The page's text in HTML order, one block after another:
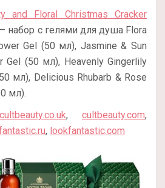
and Floral Christmas Cracker
набор с гелями для душа Flora
Gel (50 мл), Jasmine & Sun
Gel (50 мл), Heavenly Gingerlily
мл), Delicious Rhubarb & Rose
мл).
cultbeauty.co.uk,cultbeauty.com,
, lookfantastic.com